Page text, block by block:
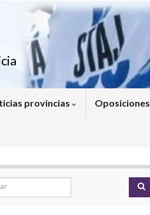
provincias Oposiciones